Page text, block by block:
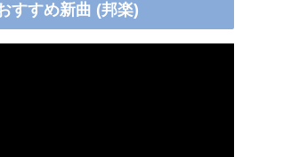
すすめ新曲 (邦楽)